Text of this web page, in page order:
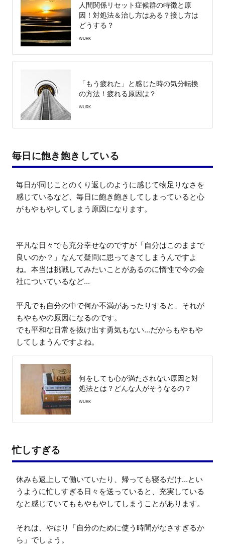
人間関係リセット症候群の特徴と原
因！対処法＆治し方はある？接し方は
どうする？
WURK
「もう疲れた」と感じた時の気分転換
の方法！疲れる原因は？
WURK
毎日に飽き飽きしている
毎日が同じことのくり返しのように感じて物足りなさを
感じているなど、毎日に飽き飽きしてしまっていると心
がもやもやしてしまう原因になります。
平凡な日々でも充分幸せなのですが「自分はこのままで
良いのか？」なんて疑問に思ってきてしまうんですよ
ね。本当は挑戦してみたいことがあるのに惰性で今の会
社についているなど...
平凡でも自分の中で何か不満があったりすると、それが
もやもやの原因になるのです。
でも平和な日常を抜け出す勇気もない...だからもやもや
してしまうんですよね。
何をしても心が満たされない原因と対
処法とは？どんな人がそうなるの？
WURK
忙しすぎる
休みも返上して働いていたり、帰っても寝るだけ...とい
うように忙しすぎる日々を送っていると、充実している
なと感じていてももやもやしてしまうことがあります。
それは、やはり「自分のために使う時間がなさすぎるか
ら」でしょう。